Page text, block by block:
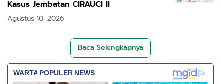
Kasus Jembatan CIRAUCI II
Agustus 10, 2026
Baca Selengkapnya